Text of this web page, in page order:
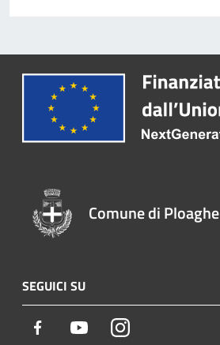
Comune di Ploaghe
SEGUICI SU
Facebook YoutubeInstagram